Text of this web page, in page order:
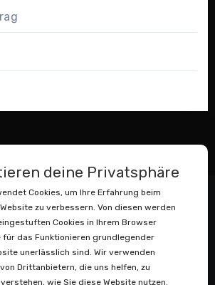
deine Privatsphäre
Cookies, um Ihre Erfahrung beim
zu verbessern. Von diesen werden
Cookies in Ihrem Browser
das Funktionieren grundlegender
unerlässlich sind. Wir verwenden
Drittanbietern, die uns helfen, zu
wie Sie diese Website nutzen.